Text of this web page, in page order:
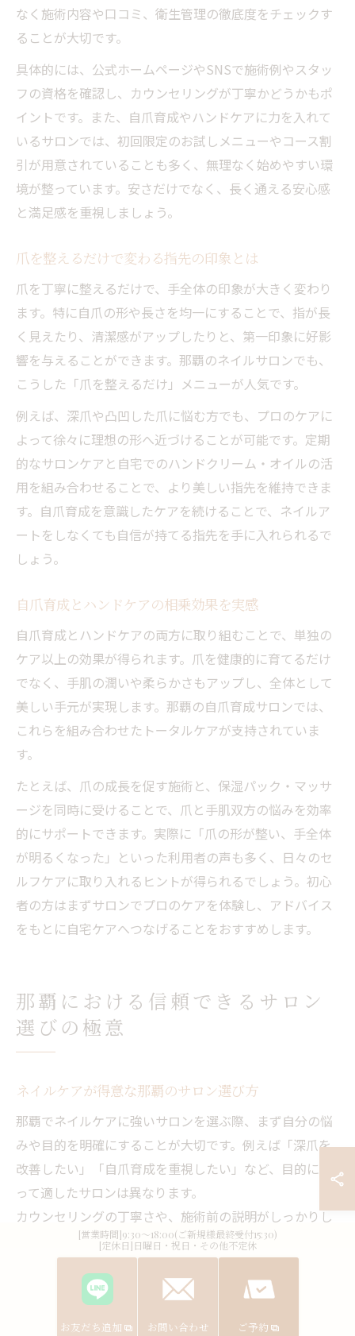
なく施術内容や口コミ、衛生管理の徹底度をチェックす
ることが大切です。
具体的には、公式ホームページやSNSで施術例やスタッ
フの資格を確認し、カウンセリングが丁寧かどうかもポ
イントです。また、自爪育成やハンドケアに力を入れて
いるサロンでは、初回限定のお試しメニューやコース割
引が用意されていることも多く、無理なく始めやすい環
境が整っています。安さだけでなく、長く通える安心感
と満足感を重視しましょう。
爪を整えるだけで変わる指先の印象とは
爪を丁寧に整えるだけで、手全体の印象が大きく変わり
ます。特に自爪の形や長さを均一にすることで、指が長
く見えたり、清潔感がアップしたりと、第一印象に好影
響を与えることができます。那覇のネイルサロンでも、
こうした「爪を整えるだけ」メニューが人気です。
例えば、深爪や凸凹した爪に悩む方でも、プロのケアに
よって徐々に理想の形へ近づけることが可能です。定期
的なサロンケアと自宅でのハンドクリーム・オイルの活
用を組み合わせることで、より美しい指先を維持できま
す。自爪育成を意識したケアを続けることで、ネイルア
ートをしなくても自信が持てる指先を手に入れられるで
しょう。
自爪育成とハンドケアの相乗効果を実感
自爪育成とハンドケアの両方に取り組むことで、単独の
ケア以上の効果が得られます。爪を健康的に育てるだけ
でなく、手肌の潤いや柔らかさもアップし、全体として
美しい手元が実現します。那覇の自爪育成サロンでは、
これらを組み合わせたトータルケアが支持されていま
す。
たとえば、爪の成長を促す施術と、保湿パック・マッサ
ージを同時に受けることで、爪と手肌双方の悩みを効率
的にサポートできます。実際に「爪の形が整い、手全体
が明るくなった」といった利用者の声も多く、日々のセ
ルフケアに取り入れるヒントが得られるでしょう。初心
者の方はまずサロンでプロのケアを体験し、アドバイス
をもとに自宅ケアへつなげることをおすすめします。
那覇における信頼できるサロン
選びの極意
ネイルケアが得意な那覇のサロン選び方
那覇でネイルケアに強いサロンを選ぶ際、まず自分の悩
みや目的を明確にすることが大切です。例えば「深爪を
改善したい」「自爪育成を重視したい」など、目的によ
って適したサロンは異なります。
カウンセリングの丁寧さや、施術前の説明がしっかりし
ているサロンは、初めての方や不安がある方にもおすす
めです。
また、衛生管理が徹底されているか、ネイリストの資格
や経験が豊富かも重要なチェックポイントです。自爪育
[営業時間]9:30～18:00(ご新規様最終受付15:30)
[定休日]日曜日・祝日・その他不定休
お友だち追加 お問い合わせ ご予約